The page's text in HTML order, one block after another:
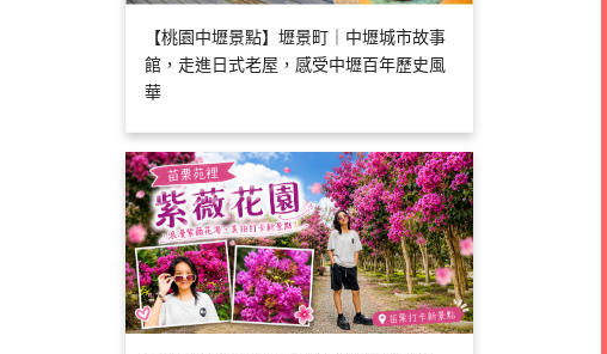
【桃園中壢景點】壢景町｜中壢城市故事
館，走進日式老屋，感受中壢百年歷史風
華